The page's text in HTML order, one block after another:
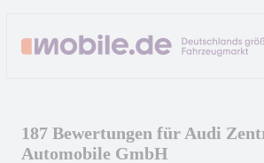
187 Bewertungen für Audi
Automobile GmbH